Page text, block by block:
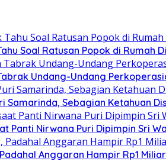
Soal Ratusan Popok di Rumah
Undang-Undang
Sebagian Ketahuan
Panti Nirwana Puri Dipimpin Sri
Anggaran Hampir Rp1